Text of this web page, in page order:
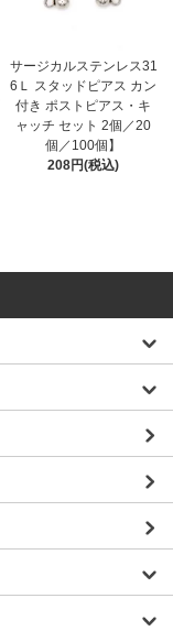
サージカルステンレス31
6Ｌ スタッドピアス カン
付き ポストピアス・キ
ャッチ セット 2個／20
個／100個】
208円(税込)